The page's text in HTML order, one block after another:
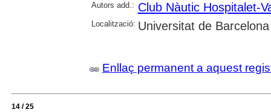
Autors add.: Club Nàutic Hospitalet-
Localització: Universitat de Barcelona
Enllaç permanent a aquest
14 / 25